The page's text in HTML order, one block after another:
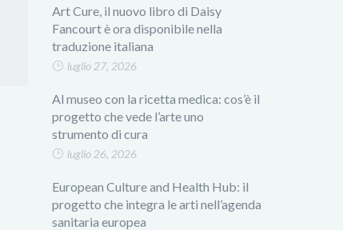
Art Cure, il nuovo libro di Daisy
Fancourt è ora disponibile nella
traduzione italiana
luglio 27, 2026
Al museo con la ricetta medica: cos’è il
progetto che vede l’arte uno
strumento di cura
luglio 26, 2026
European Culture and Health Hub: il
progetto che integra le arti nell’agenda
sanitaria europea